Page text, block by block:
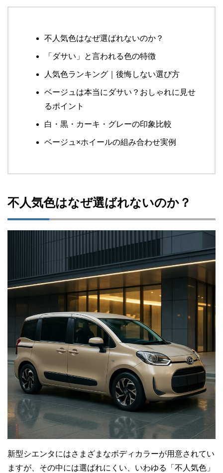
不人気色はなぜ選ばれないのか？
「ダサい」と言われる色の特徴
人気色ランキング｜後悔しない選び方
ベージュは本当にダサい？おしゃれに見せ
るポイント
白・黒・カーキ・グレーの印象比較
ベージュ×ホイールの組み合わせ実例
不人気色はなぜ選ばれないのか？
新型シエンタにはさまざまなボディカラーが用意されてい
ますが、その中には選ばれにくい、いわゆる「不人気色」